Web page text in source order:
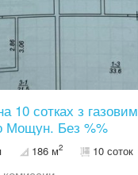
10 сотках з газовим
Мощун. Без %%
186 м2 10 соток